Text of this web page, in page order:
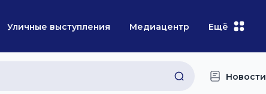
Уличные выступления Медиацентр Ещё
Новости